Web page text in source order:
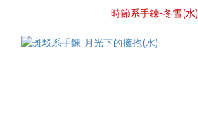
時節系手鍊-冬雪(水)